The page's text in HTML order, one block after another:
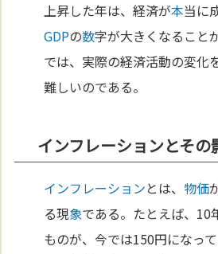
上昇した年は、経済が本当に
GDPの数字が大きくなること
では、実際の経済活動の変化
難しいのである。
インフレーションとその
インフレーションとは、 物価
る現象である。たとえば、10
ものが、今では150円になっ